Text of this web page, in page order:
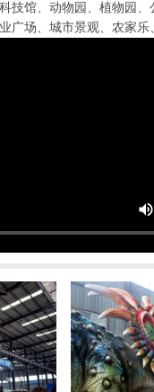
馆、动物园、植物园、
广场、城市景观、农家